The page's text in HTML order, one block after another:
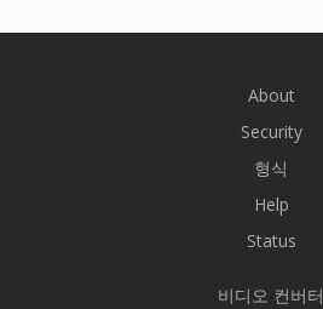
About
Security
형식
Help
Status
비디오 컨버터